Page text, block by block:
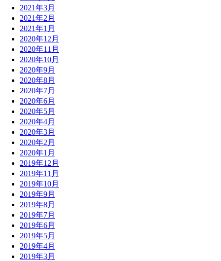
2021年3月
2021年2月
2021年1月
2020年12月
2020年11月
2020年10月
2020年9月
2020年8月
2020年7月
2020年6月
2020年5月
2020年4月
2020年3月
2020年2月
2020年1月
2019年12月
2019年11月
2019年10月
2019年9月
2019年8月
2019年7月
2019年6月
2019年5月
2019年4月
2019年3月